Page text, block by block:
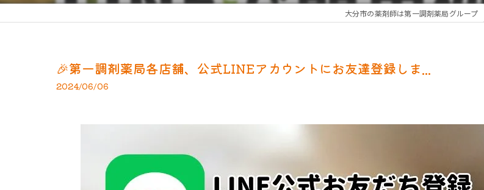
大分市の薬剤師は第一調剤薬局グループ
🎉第一調剤薬局各店舗、公式LINEアカウントにお友達登録しま...
2024/06/06